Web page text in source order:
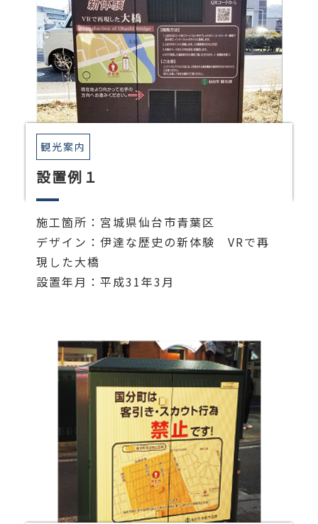
設置例１
観光案内
施工箇所：宮城県仙台市青葉区
デザイン：伊達な歴史の新体験 VRで再
現した大橋
設置年月：平成31年3月